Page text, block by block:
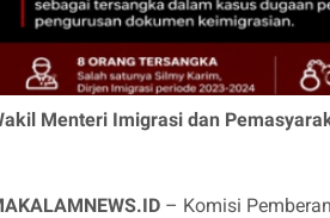
Menteri Imigrasi dan
– Komisi